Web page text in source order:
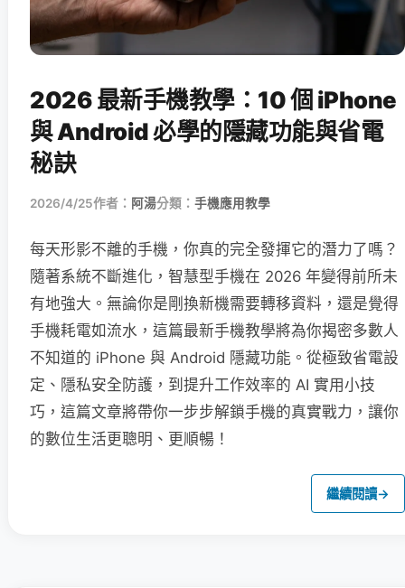
2026 最新手機教學：10 個 iPhone
與 Android 必學的隱藏功能與省電
秘訣
2026/4/25作者： 阿湯分類： 手機應用教學
每天形影不離的手機，你真的完全發揮它的潛力了嗎？
隨著系統不斷進化，智慧型手機在 2026 年變得前所未
有地強大。無論你是剛換新機需要轉移資料，還是覺得
手機耗電如流水，這篇最新手機教學將為你揭密多數人
不知道的 iPhone 與 Android 隱藏功能。從極致省電設
定、隱私安全防護，到提升工作效率的 AI 實用小技
巧，這篇文章將帶你一步步解鎖手機的真實戰力，讓你
的數位生活更聰明、更順暢！
繼續閱讀→